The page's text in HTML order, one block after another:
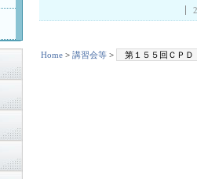
Home > 講習会等 > 第１５５回ＣＰＤ